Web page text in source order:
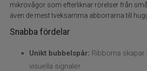
Tillbehör
Flugbindning
Flugfiske
mikrovågor som efterliknar rörelser från
även de mest tveksamma abborrarna till
Snabba fördelar
Unikt bubbelspår: Ribborna
visuella signaler.